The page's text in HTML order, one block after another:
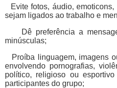
Evite fotos, áudio,
sejam ligados ao trabalho e
Dê preferência a
minúsculas;
Proíba linguagem, imagens
envolvendo pornografias,
político, religioso ou
participantes do grupo;